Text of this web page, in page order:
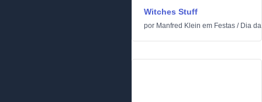
Witches Stuff
por Manfred Klein em Festas / Dia